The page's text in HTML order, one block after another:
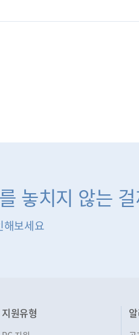
놓치지 않는
해보세요
지원유형